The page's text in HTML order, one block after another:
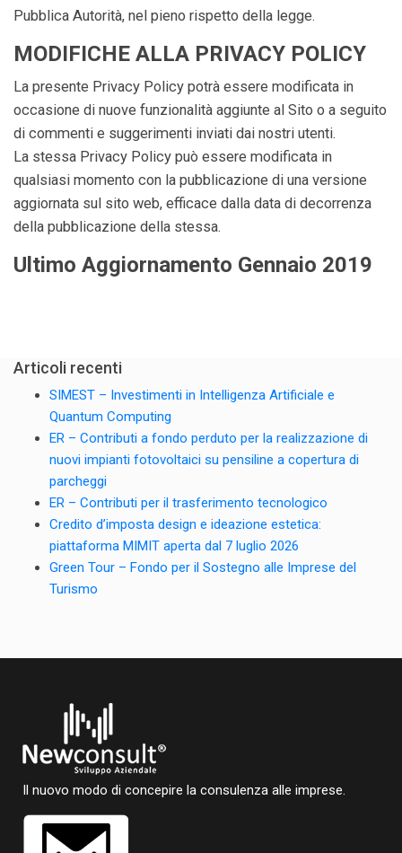
Pubblica Autorità, nel pieno rispetto della legge.
MODIFICHE ALLA PRIVACY POLICY
La presente Privacy Policy potrà essere modificata in
occasione di nuove funzionalità aggiunte al Sito o a seguito
di commenti e suggerimenti inviati dai nostri utenti.
La stessa Privacy Policy può essere modificata in
qualsiasi momento con la pubblicazione di una versione
aggiornata sul sito web, efficace dalla data di decorrenza
della pubblicazione della stessa.
Ultimo Aggiornamento Gennaio 2019
Articoli recenti
SIMEST – Investimenti in Intelligenza Artificiale e
Quantum Computing
ER – Contributi a fondo perduto per la realizzazione di
nuovi impianti fotovoltaici su pensiline a copertura di
parcheggi
ER – Contributi per il trasferimento tecnologico
Credito d’imposta design e ideazione estetica:
piattaforma MIMIT aperta dal 7 luglio 2026
Green Tour – Fondo per il Sostegno alle Imprese del
Turismo
Il nuovo modo di concepire la consulenza alle imprese.